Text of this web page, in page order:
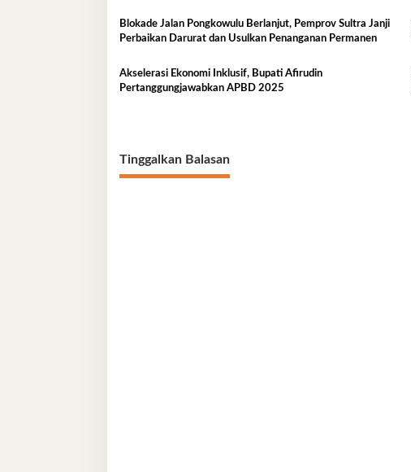
Blokade Jalan Pongkowulu Berlanjut, Pemprov Sultra Janji
Perbaikan Darurat dan Usulkan Penanganan Permanen
Akselerasi Ekonomi Inklusif, Bupati Afirudin
Pertanggungjawabkan APBD 2025
Tinggalkan Balasan